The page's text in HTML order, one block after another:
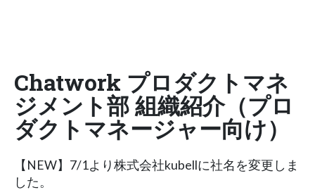
Chatwork プロダクトマネ
ジメント部 組織紹介（プロ
ダクトマネージャー向け）
【NEW】7/1より株式会社kubellに社名を変更しま
した。